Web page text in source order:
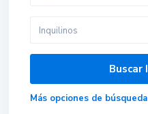
Inquilinos
Más opciones de búsqueda